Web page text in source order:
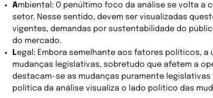
Ambiental: O penúltimo foco da análise se volta a
setor. Nesse sentido, devem ser visualizadas
vigentes, demandas por sustentabilidade do
do mercado.
Legal: Embora semelhante aos fatores políticos,
mudanças legislativas, sobretudo que afetem a
destacam-se as mudanças puramente
política da análise visualiza o lado político das